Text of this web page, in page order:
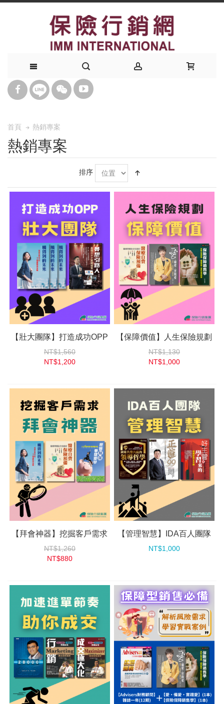
首頁 熱銷專案
熱銷專案
排序
【壯大團隊】打造成功OPP
NT$1,560
NT$1,200
【保障價值】人生保險規劃
NT$1,130
NT$1,000
【拜會神器】挖掘客戶需求
NT$1,260
NT$880
【管理智慧】IDA百人團隊
NT$1,000